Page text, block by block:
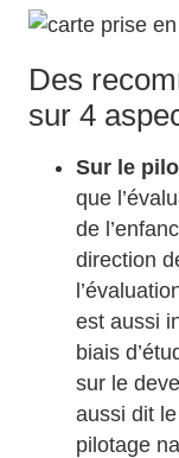
Des
sur 4
Sur le
que
de
direction
est aussi
biais
sur le
aussi dit
pilotage